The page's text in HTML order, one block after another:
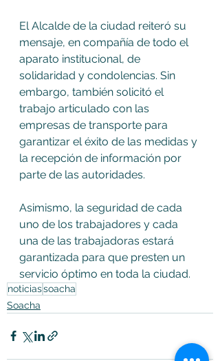
El Alcalde de la ciudad reiteró su
mensaje, en compañía de todo el
aparato institucional, de
solidaridad y condolencias. Sin
embargo, también solicitó el
trabajo articulado con las
empresas de transporte para
garantizar el éxito de las medidas y
la recepción de información por
parte de las autoridades.
Asimismo, la seguridad de cada
uno de los trabajadores y cada
una de las trabajadoras estará
garantizada para que presten un
servicio óptimo en toda la ciudad.
noticiassoacha
Soacha